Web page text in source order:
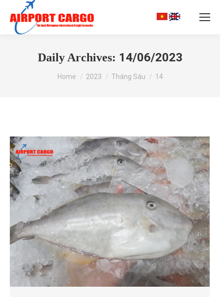
Search:
Daily Archives: 14/06/2023
You are here:
Home 2023 Tháng Sáu 14